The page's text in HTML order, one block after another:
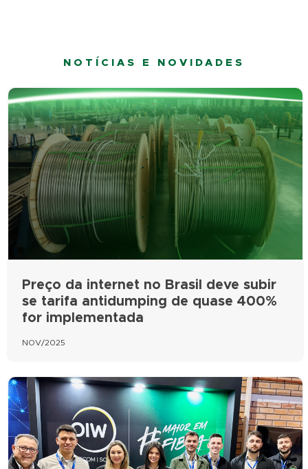
NOTÍCIAS E NOVIDADES
Preço da internet no Brasil deve subir
se tarifa antidumping de quase 400%
for implementada
NOV/2025